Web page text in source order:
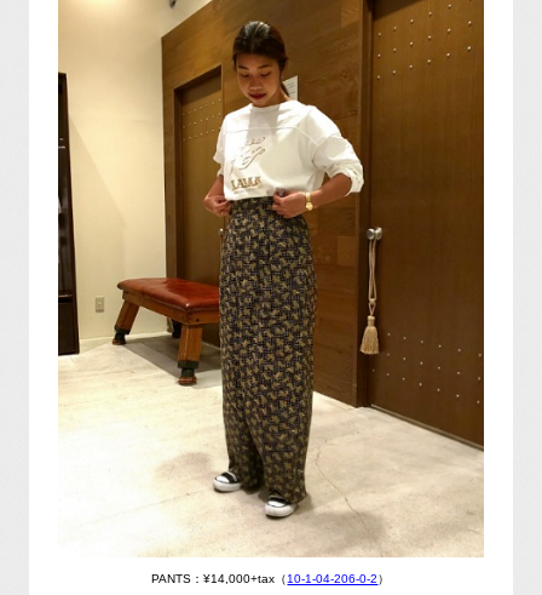
PANTS：¥14,000+tax（10-1-04-206-0-2）